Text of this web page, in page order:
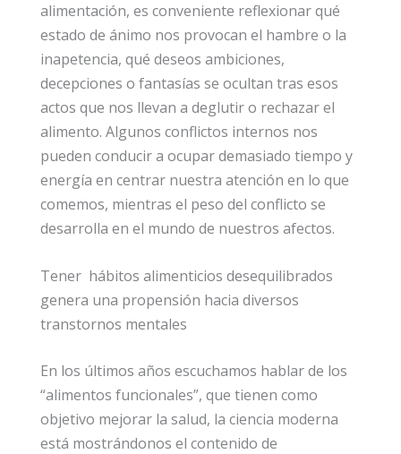
alimentación, es conveniente reflexionar qué
estado de ánimo nos provocan el hambre o la
inapetencia, qué deseos ambiciones,
decepciones o fantasías se ocultan tras esos
actos que nos llevan a deglutir o rechazar el
alimento. Algunos conflictos internos nos
pueden conducir a ocupar demasiado tiempo y
energía en centrar nuestra atención en lo que
comemos, mientras el peso del conflicto se
desarrolla en el mundo de nuestros afectos.
Tener hábitos alimenticios desequilibrados
genera una propensión hacia diversos
transtornos mentales
En los últimos años escuchamos hablar de los
“alimentos funcionales”, que tienen como
objetivo mejorar la salud, la ciencia moderna
está mostrándonos el contenido de